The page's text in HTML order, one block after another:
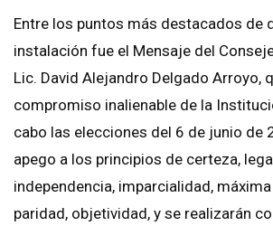
Entre los puntos más destacados de
instalación fue el Mensaje del
Lic. David Alejandro Delgado Arroyo,
compromiso inalienable de la
cabo las elecciones del 6 de junio de
apego a los principios de certeza,
independencia, imparcialidad,
paridad, objetividad, y se realizarán